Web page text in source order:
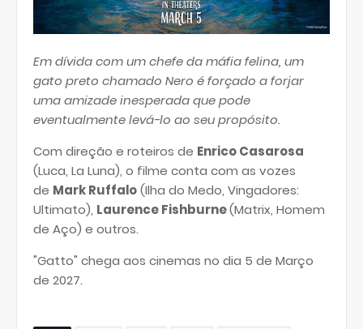
Em dívida com um chefe da máfia felina, um
gato preto chamado Nero é forçado a forjar
uma amizade inesperada que pode
eventualmente levá-lo ao seu propósito.
Com direção e roteiros de Enrico Casarosa
(Luca, La Luna), o filme conta com as vozes
de Mark Ruffalo(Ilha do Medo, Vingadores:
Ultimato), Laurence Fishburne(Matrix, Homem
de Aço) e outros.
"Gatto" chega aos cinemas no dia 5 de Março
de 2027.